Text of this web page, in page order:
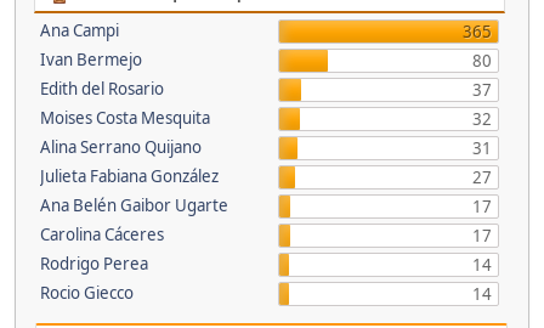
Ana Campi
365
Ivan Bermejo
80
Edith del Rosario
37
Moises Costa Mesquita
32
Alina Serrano Quijano
31
Julieta Fabiana González
27
Ana Belén Gaibor Ugarte
17
Carolina Cáceres
17
Rodrigo Perea
14
Rocio Giecco
14